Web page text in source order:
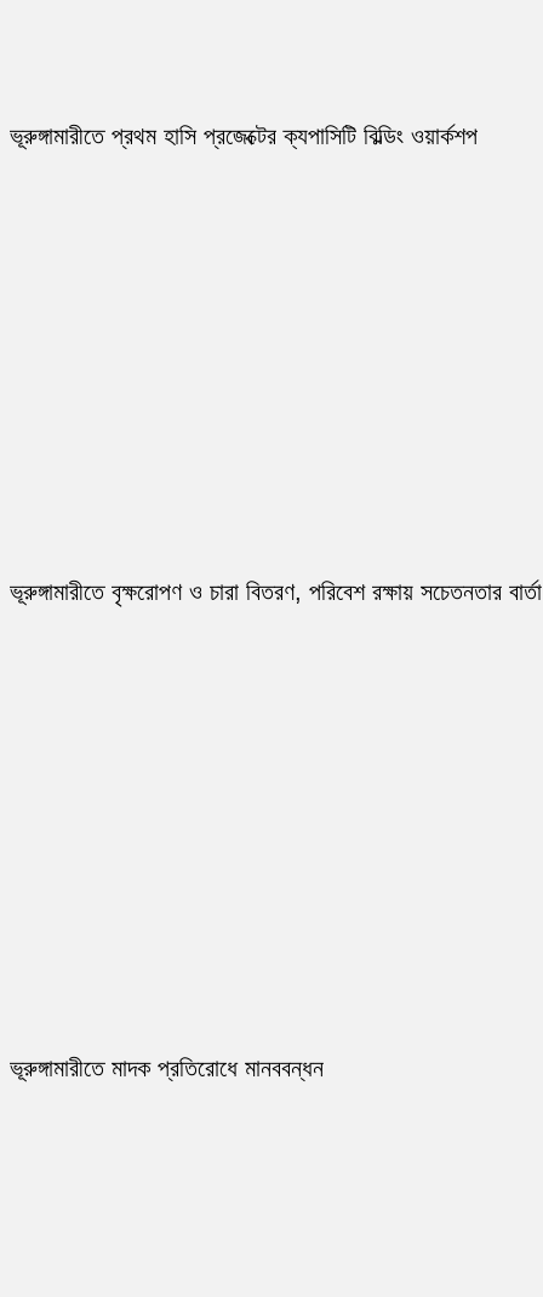
ভূরুঙ্গামারীতে প্রথম হাসি প্রজেক্টের ক্যপাসিটি বিল্ডিং ওয়ার্কশপ
ভূরুঙ্গামারীতে বৃক্ষরোপণ ও চারা বিতরণ, পরিবেশ রক্ষায় সচেতনতার বার্তা
ভূরুঙ্গামারীতে মাদক প্রতিরোধে মানববন্ধন